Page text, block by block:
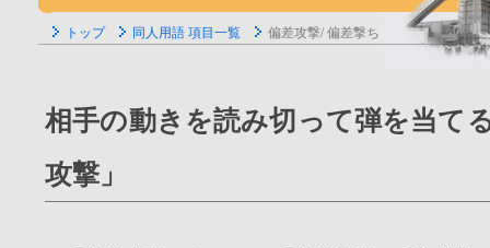
トップ 同人用語 項目一覧 偏差攻撃/ 偏差撃ち
相手の動きを読み切って弾を当て
攻撃」